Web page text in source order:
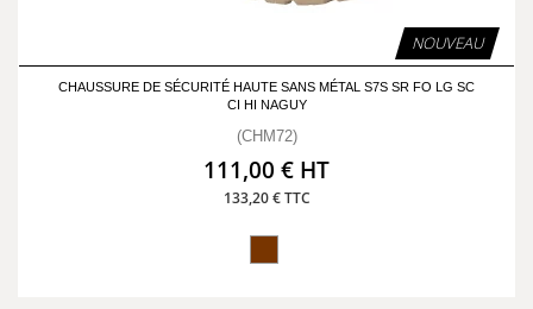
NOUVEAU
CHAUSSURE DE SÉCURITÉ HAUTE SANS MÉTAL S7S SR FO LG SC
CI HI NAGUY
(CHM72)
111,00 € HT
133,20 € TTC